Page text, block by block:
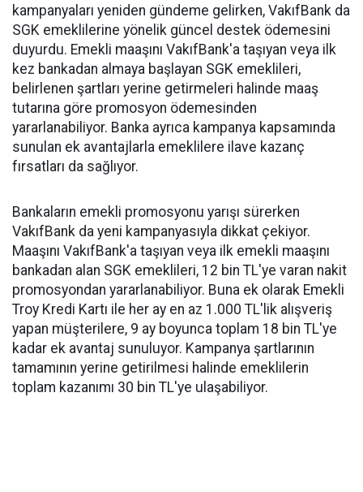
kampanyaları yeniden gündeme gelirken, VakıfBank da
SGK emeklilerine yönelik güncel destek ödemesini
duyurdu. Emekli maaşını VakıfBank'a taşıyan veya ilk
kez bankadan almaya başlayan SGK emeklileri,
belirlenen şartları yerine getirmeleri halinde maaş
tutarına göre promosyon ödemesinden
yararlanabiliyor. Banka ayrıca kampanya kapsamında
sunulan ek avantajlarla emeklilere ilave kazanç
fırsatları da sağlıyor.
Bankaların emekli promosyonu yarışı sürerken
VakıfBank da yeni kampanyasıyla dikkat çekiyor.
Maaşını VakıfBank'a taşıyan veya ilk emekli maaşını
bankadan alan SGK emeklileri, 12 bin TL'ye varan nakit
promosyondan yararlanabiliyor. Buna ek olarak Emekli
Troy Kredi Kartı ile her ay en az 1.000 TL'lik alışveriş
yapan müşterilere, 9 ay boyunca toplam 18 bin TL'ye
kadar ek avantaj sunuluyor. Kampanya şartlarının
tamamının yerine getirilmesi halinde emeklilerin
toplam kazanımı 30 bin TL'ye ulaşabiliyor.